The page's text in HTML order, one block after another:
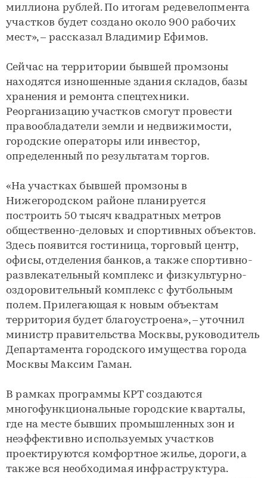
миллиона рублей. По итогам редевелопмента
участков будет создано около 900 рабочих
мест», – рассказал Владимир Ефимов.
Сейчас на территории бывшей промзоны
находятся изношенные здания складов, базы
хранения и ремонта спецтехники.
Реорганизацию участков смогут провести
правообладатели земли и недвижимости,
городские операторы или инвестор,
определенный по результатам торгов.
«На участках бывшей промзоны в
Нижегородском районе планируется
построить 50 тысяч квадратных метров
общественно-деловых и спортивных объектов.
Здесь появится гостиница, торговый центр,
офисы, отделения банков, а также спортивно-
развлекательный комплекс и физкультурно-
оздоровительный комплекс с футбольным
полем. Прилегающая к новым объектам
территория будет благоустроена», – уточнил
министр правительства Москвы, руководитель
Департамента городского имущества города
Москвы Максим Гаман.
В рамках программы КРТ создаются
многофункциональные городские кварталы,
где на месте бывших промышленных зон и
неэффективно используемых участков
проектируются комфортное жилье, дороги, а
также вся необходимая инфраструктура.